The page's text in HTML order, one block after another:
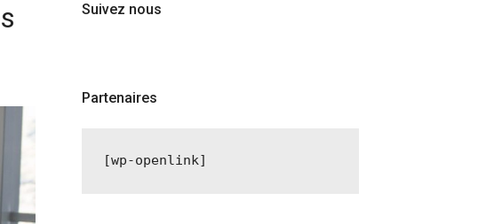
Suivez nous
Partenaires
[wp-openlink]